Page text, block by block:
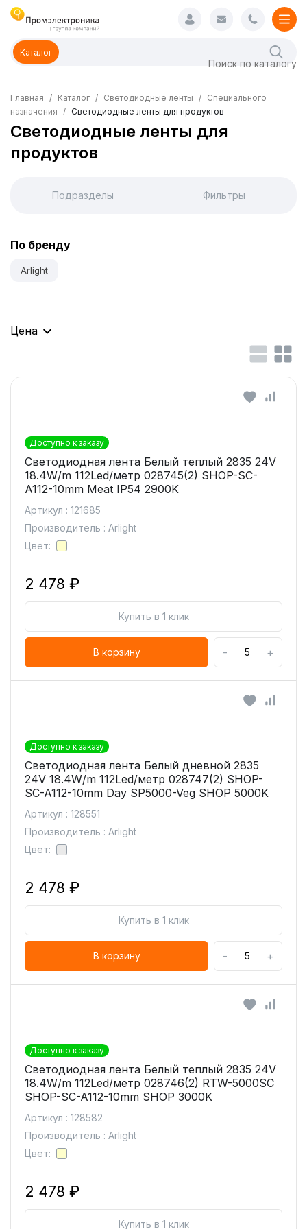
Каталог
Главная Каталог Светодиодные ленты
Специального
назначения
Светодиодные ленты для продуктов
Светодиодные ленты для
продуктов
Подразделы Фильтры
По бренду
Arlight
Цена
Доступно к заказу
Светодиодная лента Белый теплый 2835 24V
18.4W/m 112Led/метр 028745(2) SHOP-SC-
A112-10mm Meat IP54 2900K
Артикул : 121685
Производитель : Arlight
Цвет:
2 478 ₽
Купить в 1 клик
В корзину - +
Доступно к заказу
Светодиодная лента Белый дневной 2835
24V 18.4W/m 112Led/метр 028747(2) SHOP-
SC-A112-10mm Day SP5000-Veg SHOP 5000K
Артикул : 128551
Производитель : Arlight
Цвет:
2 478 ₽
Купить в 1 клик
В корзину - +
Доступно к заказу
Светодиодная лента Белый теплый 2835 24V
18.4W/m 112Led/метр 028746(2) RTW-5000SC
SHOP-SC-A112-10mm SHOP 3000K
Артикул : 128582
Производитель : Arlight
Цвет:
2 478 ₽
Купить в 1 клик